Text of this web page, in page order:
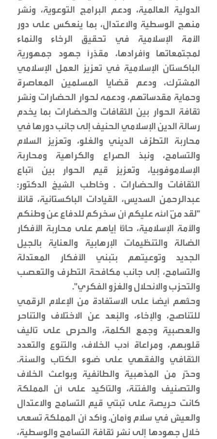
الدولية العالمية، ودعم البرامج التوعوية، ونشر
منهج الوسطية والاعتدال، بما ينعكس على دور
الأمة الإسلامية في تحقيق الرخاء والنماء
لمجتمعاتها وأفرادها، مقدِّرًا جهود جمهورية
الباكستان الإسلامية في تعزيز العمل الإسلامي
المشترك، ودعم قضايا المسلمين المعاصرة
وحماية مقدساتهم، ودعمه لحوار الحضارات ونشر
ثقافة الحوار بين الثقافات والحضارات بما يخدم
رسالة الدين الإسلامي الحنيف إلى جانب دورها في
محاربة التطرُّف الديني والغلو، وتعزيز السلام
والتسامح، ونبذ الصراع والكراهية ومحاربة
الإسلاموفوبيا، وتعزيز قيم الحوار بين أتباع
الثقافات والحضارات . وخاطب الشيخ الدكتور:
عبدالرحمن السديس، القيادات الباكستانية، قائلًا
"لقد منَّ الله عليكم أن سخركم للدفاع عن وطنكم
والأمة الإسلامية، حاثًّا إياهم على محاربة الأفكار
الضالة والتنظيمات الإرهابية والعناية بالجيل
الجديد وتوعيتهم بتبني الأفكار المعتدلة
والتسامح، إلى جانب مكافحة التطرف والتعصب
والتحزب والانحلال والغزو الفكري".
وحثّهم أيضًا على الاستفادة من الإعلام الرقمي
للتناصح، والإخاء، والبُعد عن الاختلاف والتناحر
والعصبية وجمع الكلمة، والحرص على تأليف
قلوبهم، ومراعاة أدب الخلاف، والتنوع والتعدد
الثقافي والفقهي على ضوء الكتاب والسنة.
وحذّر من المذهبية والطائفية وبواعث الخلاف
والتصنيف والفتنة، والتأكيد على أن المملكة
كانت حريصة على تبنّي قيم التسامح والاعتدال
والعيش في سلام وأمان. وأكد أن المملكة تسعى
خلال جهودها إلى نشر ثقافة التسامح والوسطية،